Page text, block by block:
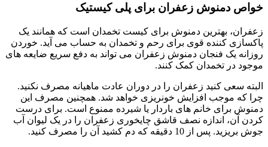
خواص دمنوش زعفران برای پلی کیستیک
زعفران، بهترین دمنوش برای کیست تخمدان است که همانند یک
پاکسازی کننده قوی برای رحم و تخمدان به حساب می آید. خوردن
روزانه یک فنجان دمنوش زعفران می تواند به دفع سریع ضایعه های
موجود در تخمدان کمک کنند.
البته سعی کنید زعفران را در دوران عادت ماهیانه مصرف نکنید.
چرا که موجب افزایش خونریزی خواهد شد. همچنین مصرف این
دمنوش برای خانم های باردار یا شیرده ممنوع است. برای درست
کردن آن، اندازه نصف قاشق چایخوری زعفران را در یک لیوان آب
جوش بریزید. پس از 10 دقیقه که دم کشید آن را مصرف کنید.